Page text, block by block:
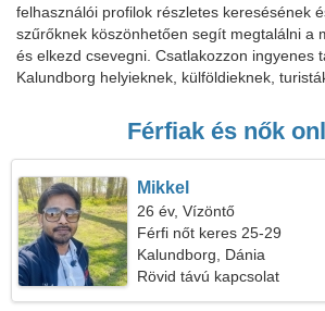
felhasználói profilok részletes keresésének
szűrőknek köszönhetően segít megtalálni a
és elkezd csevegni. Csatlakozzon ingyenes
Kalundborg helyieknek, külföldieknek,
Férfiak és nők
Mikkel
26 év, Vízöntő
Férfi nőt keres 25-29
Kalundborg, Dánia
Rövid távú kapcsolat